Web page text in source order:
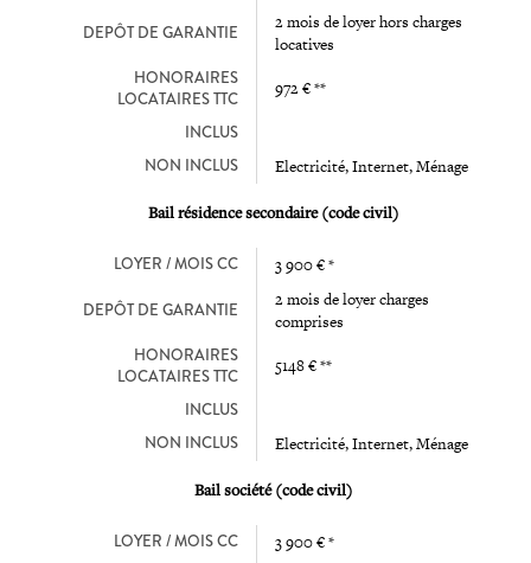
DEPÔT DE GARANTIE
2 mois de loyer hors charges
locatives
HONORAIRES
LOCATAIRES TTC
972 € **
INCLUS
NON INCLUS
Electricité, Internet, Ménage
Bail résidence secondaire (code civil)
LOYER / MOIS CC 3 900 € *
DEPÔT DE GARANTIE
2 mois de loyer charges
comprises
HONORAIRES
LOCATAIRES TTC
5148 € **
INCLUS
NON INCLUS
Electricité, Internet, Ménage
Bail société (code civil)
LOYER / MOIS CC 3 900 € *